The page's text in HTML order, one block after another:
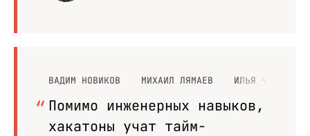
ВАДИМ НОВИКОВ МИХАИЛ ЛЯМАЕВ ИЛЬЯ ЧЕШКО
Помимо инженерных навыков,
хакатоны учат тайм-